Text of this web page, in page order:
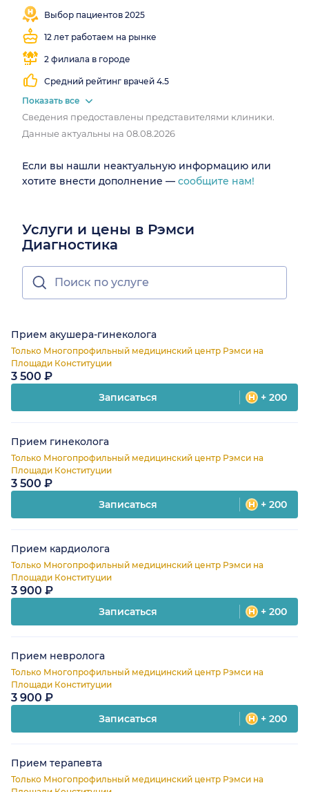
Выбор пациентов 2025
12 лет работаем на рынке
2 филиала в городе
Средний рейтинг врачей 4.5
человек
запись
МРТ
КТ
Показать все
Сведения предоставлены представителями клиники.
Данные актуальны на 08.08.2026
Если вы нашли неактуальную информацию или
хотите внести дополнение — сообщите нам!
Услуги и цены в Рэмси
Диагностика
Прием акушера-гинеколога
Только Многопрофильный медицинский центр Рэмси на
Площади Конституции
3 500 ₽
Записаться + 200
Прием гинеколога
Только Многопрофильный медицинский центр Рэмси на
Площади Конституции
3 500 ₽
Записаться + 200
Прием кардиолога
Только Многопрофильный медицинский центр Рэмси на
Площади Конституции
3 900 ₽
Записаться + 200
Прием невролога
Только Многопрофильный медицинский центр Рэмси на
Площади Конституции
3 900 ₽
Записаться + 200
Прием терапевта
Только Многопрофильный медицинский центр Рэмси на